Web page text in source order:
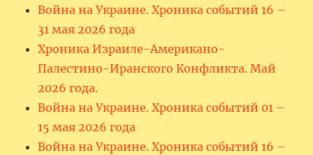
Война на Украине. Хроника событий 16 –
31 мая 2026 года
Хроника Израиле-Американо-
Палестино-Иранского Конфликта. Май
2026 года.
Война на Украине. Хроника событий 01 –
15 мая 2026 года
Война на Украине. Хроника событий 16 –